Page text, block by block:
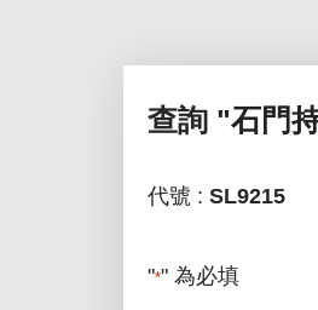
查詢 "石門
代號 : SL9215
"*" 為必填